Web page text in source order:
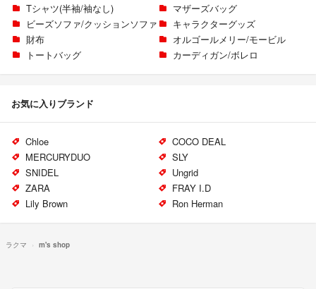
Tシャツ(半袖/袖なし)
マザーズバッグ
ビーズソファ/クッションソファ
キャラクターグッズ
財布
オルゴールメリー/モービル
トートバッグ
カーディガン/ボレロ
お気に入りブランド
Chloe
COCO DEAL
MERCURYDUO
SLY
SNIDEL
Ungrid
ZARA
FRAY I.D
Lily Brown
Ron Herman
ラクマ m's shop